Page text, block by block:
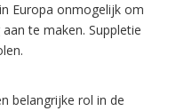
Europa onmogelijk om
te maken. Suppletie
belangrijke rol in de